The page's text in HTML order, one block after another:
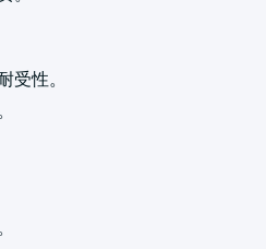
性。